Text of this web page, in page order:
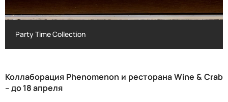
Party Time Collection
Коллаборация Phenomenon и ресторанаWine &Crab
– до 18 апреля